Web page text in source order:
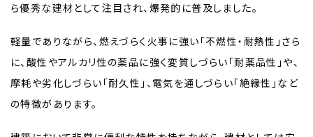
ら優秀な建材として注目され、爆発的に普及しました。
軽量でありながら、燃えづらく火事に強い「不燃性・耐熱性」さら
に、酸性やアルカリ性の薬品に強く変質しづらい「耐薬品性」や、
摩耗や劣化しづらい「耐久性」、電気を通しづらい「絶縁性」など
の特徴があります。